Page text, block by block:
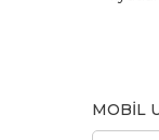
MOBİL